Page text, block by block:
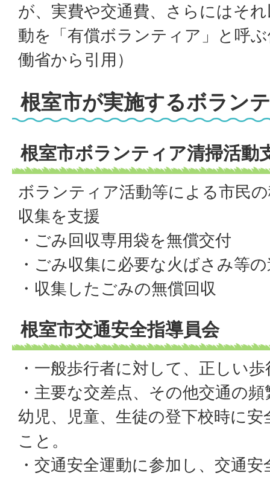
が、実費や交通費、さらにはそ
動を「有償ボランティア」と呼
働省から引用）
根室市が実施するボラン
根室市ボランティア清掃活動
ボランティア活動等による市民
収集を支援
・ごみ回収専用袋を無償交付
・ごみ収集に必要な火ばさみ等
・収集したごみの無償回収
根室市交通安全指導員会
・一般歩行者に対して、正しい
・主要な交差点、その他交通の
幼児、児童、生徒の登下校時に
こと。
・交通安全運動に参加し、交通